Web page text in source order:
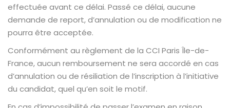
effectuée avant ce délai. Passé ce délai, aucune
demande de report, d’annulation ou de modification ne
pourra être acceptée.
Conformément au règlement de la CCI Paris Île-de-
France, aucun remboursement ne sera accordé en cas
d’annulation ou de résiliation de l’inscription à l’initiative
du candidat, quel qu’en soit le motif.